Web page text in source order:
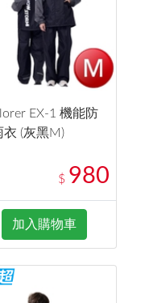
EX-1 機能防
衣 (灰黑M)
$ 980
加入購物車